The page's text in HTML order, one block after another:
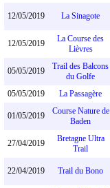
12/05/2019 La Sinagote
12/05/2019
La Course des
Lièvres
05/05/2019
Trail des Balcons
du Golfe
05/05/2019
La Passagère
01/05/2019
Course Nature de
Baden
27/04/2019
Bretagne Ultra
Trail
22/04/2019 Trail du Bono